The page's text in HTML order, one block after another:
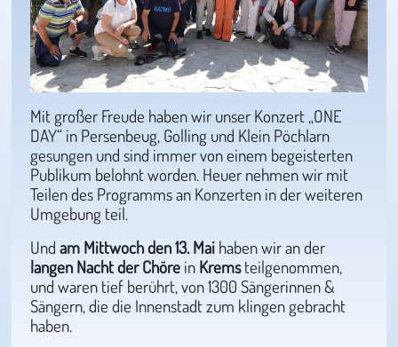
Mit großer Freude haben wir unser Konzert „ONE
DAY“ in Persenbeug, Golling und Klein Pöchlarn
gesungen und sind immer von einem begeisterten
Publikum belohnt worden. Heuer nehmen wir mit
Teilen des Programms an Konzerten in der weiteren
Umgebung teil.
Undam Mittwoch den 13. Mai haben wir an der
langen Nacht der Chöre in Kremsteilgenommen,
und waren tief berührt, von 1300 Sängerinnen &
Sängern, die die Innenstadt zum klingen gebracht
haben.